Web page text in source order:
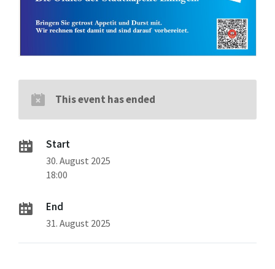
This event has ended
Start
30. August 2025
18:00
End
31. August 2025